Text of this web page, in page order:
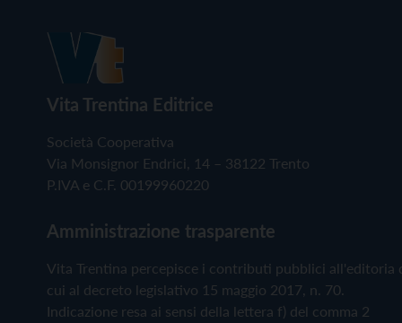
Vita Trentina Editrice
Società Cooperativa
Via Monsignor Endrici, 14 – 38122 Trento
P.IVA e C.F. 00199960220
Amministrazione trasparente
Vita Trentina percepisce i contributi pubblici all'editoria
cui al decreto legislativo 15 maggio 2017, n. 70.
Indicazione resa ai sensi della lettera f) del comma 2